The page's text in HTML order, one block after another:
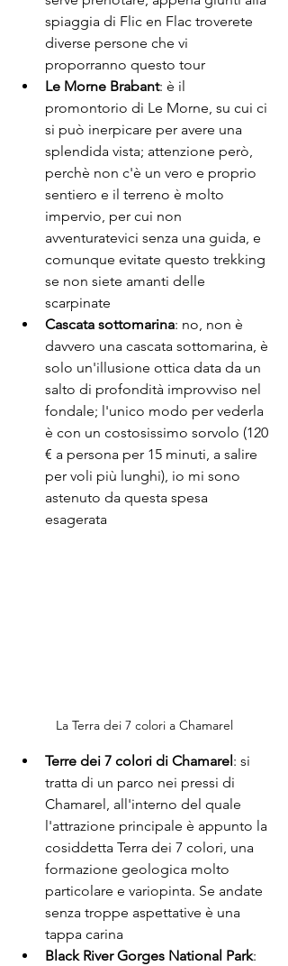
spiaggia di Flic en Flac troverete
diverse persone che vi
proporranno questo tour
Le Morne Brabant: è il
promontorio di Le Morne, su cui ci
si può inerpicare per avere una
splendida vista; attenzione però,
perchè non c'è un vero e proprio
sentiero e il terreno è molto
impervio, per cui non
avventuratevici senza una guida, e
comunque evitate questo trekking
se non siete amanti delle
scarpinate
Cascata sottomarina: no, non è
davvero una cascata sottomarina, è
solo un'illusione ottica data da un
salto di profondità improvviso nel
fondale; l'unico modo per vederla
è con un costosissimo sorvolo (120
€ a persona per 15 minuti, a salire
per voli più lunghi), io mi sono
astenuto da questa spesa
esagerata
La Terra dei 7 colori a Chamarel
Terre dei 7 colori di Chamarel : si
tratta di un parco nei pressi di
Chamarel, all'interno del quale
l'attrazione principale è appunto la
cosiddetta Terra dei 7 colori, una
formazione geologica molto
particolare e variopinta. Se andate
senza troppe aspettative è una
tappa carina
Black River Gorges National Park: